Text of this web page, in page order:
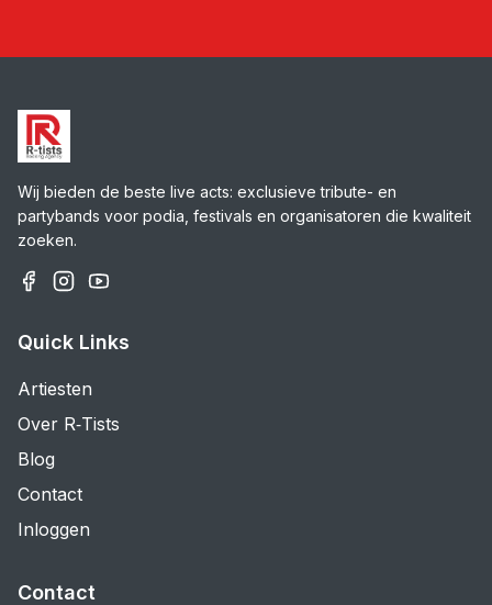
Wij bieden de beste live acts: exclusieve tribute- en
partybands voor podia, festivals en organisatoren die kwaliteit
zoeken.
Quick Links
Artiesten
Over R‑Tists
Blog
Contact
Inloggen
Contact